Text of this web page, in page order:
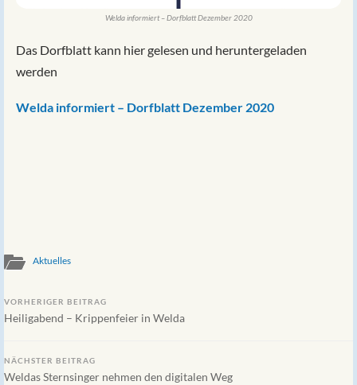
Welda informiert – Dorfblatt Dezember 2020
Das Dorfblatt kann hier gelesen und heruntergeladen
werden
Welda informiert – Dorfblatt Dezember 2020
Aktuelles
VORHERIGER BEITRAG
Heiligabend – Krippenfeier in Welda
NÄCHSTER BEITRAG
Weldas Sternsinger nehmen den digitalen Weg